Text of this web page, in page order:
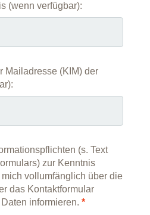
(wenn verfügbar):
Mailadresse (KIM) der
(s. Text
zur Kenntnis
vollumfänglich über die
das Kontaktformular
informieren. *